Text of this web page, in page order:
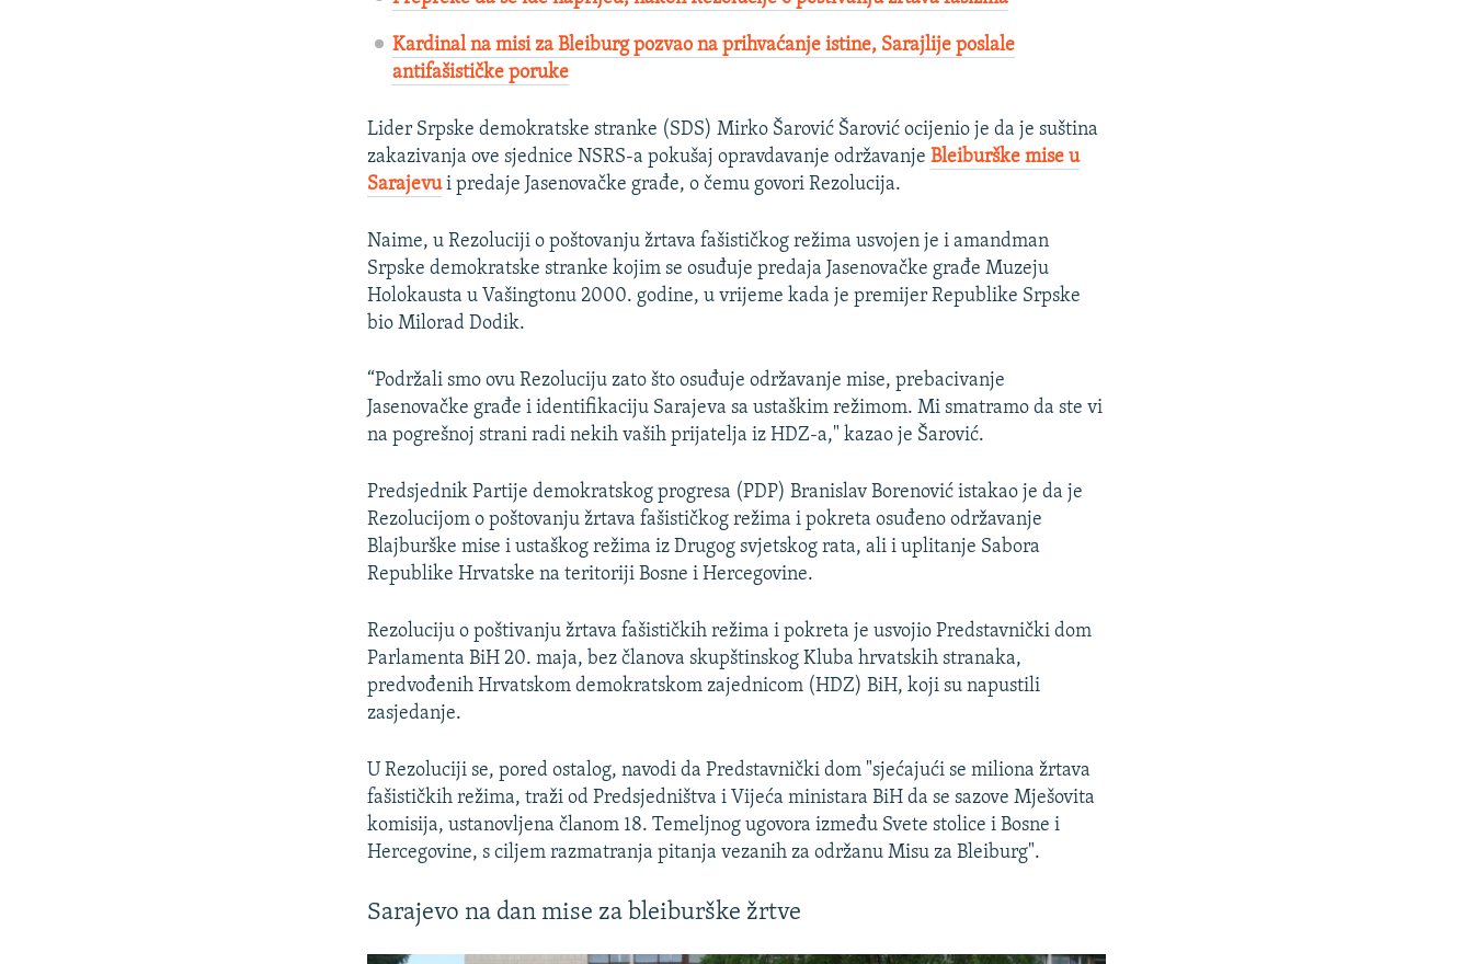
Kardinal na misi za Bleiburg pozvao na prihvaćanje istine, Sarajlije poslale
antifašističke poruke​
Lider Srpske demokratske stranke (SDS) Mirko Šarović Šarović ocijenio je da je suština
zakazivanja ove sjednice NSRS-a pokušaj opravdavanje održavanjeBleiburške mise u
Sarajevui predaje Jasenovačke građe, o čemu govori Rezolucija.
Naime, u Rezoluciji o poštovanju žrtava fašističkog režima usvojen je i amandman
Srpske demokratske stranke kojim se osuđuje predaja Jasenovačke građe Muzeju
Holokausta u Vašingtonu 2000. godine, u vrijeme kada je premijer Republike Srpske
bio Milorad Dodik.
“Podržali smo ovu Rezoluciju zato što osuđuje održavanje mise, prebacivanje
Jasenovačke građe i identifikaciju Sarajeva sa ustaškim režimom. Mi smatramo da ste vi
na pogrešnoj strani radi nekih vaših prijatelja iz HDZ-a," kazao je Šarović.
Predsjednik Partije demokratskog progresa (PDP) Branislav Borenović istakao je da je
Rezolucijom o poštovanju žrtava fašističkog režima i pokreta osuđeno održavanje
Blajburške mise i ustaškog režima iz Drugog svjetskog rata, ali i uplitanje Sabora
Republike Hrvatske na teritoriji Bosne i Hercegovine.
Rezoluciju o poštivanju žrtava fašističkih režima i pokreta je usvojio Predstavnički dom
Parlamenta BiH 20. maja, bez članova skupštinskog Kluba hrvatskih stranaka,
predvođenih Hrvatskom demokratskom zajednicom (HDZ) BiH, koji su napustili
zasjedanje.
U Rezoluciji se, pored ostalog, navodi da Predstavnički dom "sjećajući se miliona žrtava
fašističkih režima, traži od Predsjedništva i Vijeća ministara BiH da se sazove Mješovita
komisija, ustanovljena člаnom 18. Temeljnog ugovora između Svete stolice i Bosne i
Hercegovine, s ciljem razmatranja pitanja vezanih za održanu Misu za Bleiburg".
Sarajevo na dan mise za bleiburške žrtve